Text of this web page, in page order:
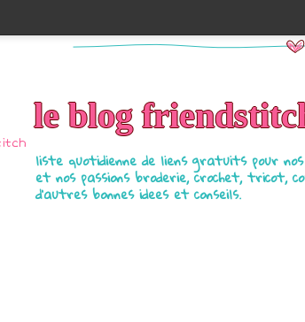
le blog
liste quotidienne de liens gratuits pour
et nos passions broderie, crochet, tricot,
d'autres bonnes idees et conseils.